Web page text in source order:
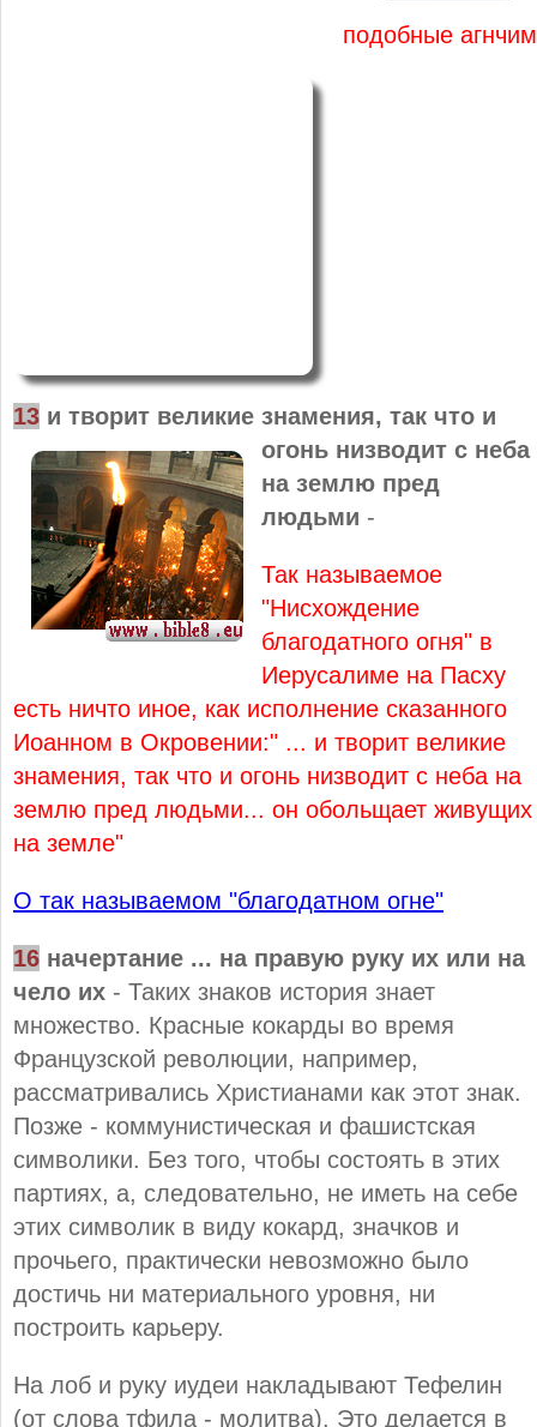
подобные агнчим
13 и творит великие знамения, так что и
огонь низводит с неба
на землю пред
людьми -
Так называемое
"Нисхождение
благодатного огня" в
Иерусалиме на Пасху
есть ничто иное, как исполнение сказанного
Иоанном в Окровении:" ... и творит великие
знамения, так что и огонь низводит с неба на
землю пред людьми... он обольщает живущих
на земле"
О так называемом "благодатном огне"
16 начертание ... на правую руку их или на
чело их - Таких знаков история знает
множество. Красные кокарды во время
Французской революции, например,
рассматривались Христианами как этот знак.
Позже - коммунистическая и фашистская
символики. Без того, чтобы состоять в этих
партиях, а, следовательно, не иметь на себе
этих символик в виду кокард, значков и
прочьего, практически невозможно было
достичь ни материального уровня, ни
построить карьеру.
На лоб и руку иудеи накладывают Тефелин
(от слова тфила - молитва). Это делается в